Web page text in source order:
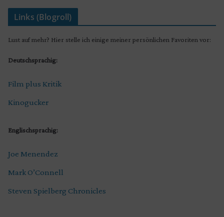
Links (Blogroll)
Lust auf mehr? Hier stelle ich einige meiner persönlichen Favoriten vor:
Deutschsprachig:
Film plus Kritik
Kinogucker
Englischsprachig:
Joe Menendez
Mark O’Connell
Steven Spielberg Chronicles